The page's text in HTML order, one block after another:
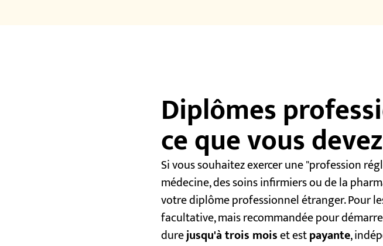
Diplômes
ce que vous
Si vous souhaitez exercer une "profession
médecine, des soins infirmiers ou de la
votre diplôme professionnel étranger. Pour
facultative, mais recommandée pour
durejusqu'à trois moiset estpayante,